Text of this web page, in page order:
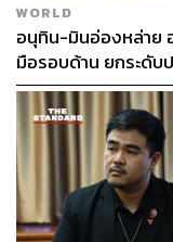
WORLD
อนุทิน-มินอ่องหล่าย
มือรอบด้าน ยกระดั
หมอกควัน-มลพิษทา